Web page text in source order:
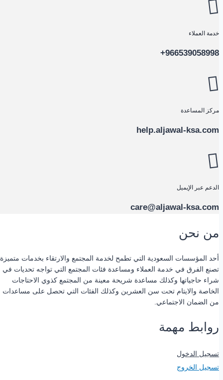
خدمة العملاء
966539058998+
مركز المساعدة
help.aljawal-ksa.com
الدعم عبر الإيميل
care@aljawal-ksa.com
من نحن
أحد المؤسسات السعودية التي تطمح لخدمة المجتمع والارتقاء بخدمات متميزة
تصنع الفرق في خدمة العملاء ومساعدة فئات المجتمع التي تواجه تحديات في
شراء حاجياتها وكذلك مساعدة شريحة معينة من المجتمع كذوي الاحتاجات
الخاصة والايتام تحت سن العشرين وكذلك الفئات التي تحصل على مساعدات
من الضمان الاجتماعي.
روابط مهمة
تسجيل الدخول
تسجيل الخروج